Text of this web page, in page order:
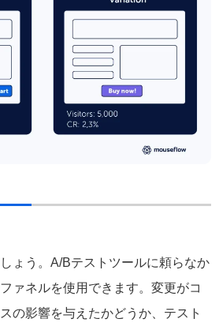
ょう。A/Bテストツールに頼らなか
ァネルを使用できます。変更がコ
の影響を与えたかどうか、テスト